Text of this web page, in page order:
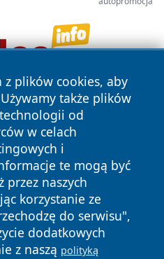
z plików cookies, aby
także plików
od
w celach
i
te mogą być
przez naszych
korzystanie ze
do serwisu",
dodatkowych
z naszą polityką
Wszystkie prawa
Polityka